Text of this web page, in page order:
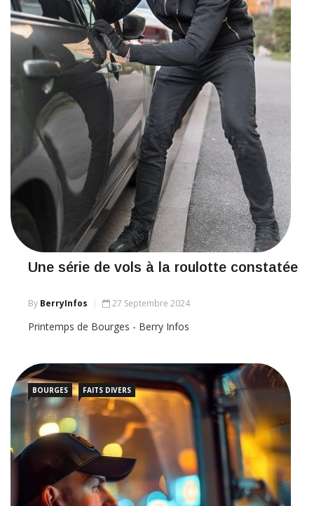
Une série de vols à la roulotte constatée
By BerryInfos 27 Septembre 2024
Printemps de Bourges - Berry Infos
BOURGES FAITS DIVERS